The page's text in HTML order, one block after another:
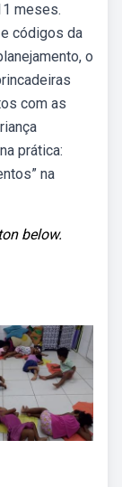
meses.
códigos da
o
com as
prática:
na
below.